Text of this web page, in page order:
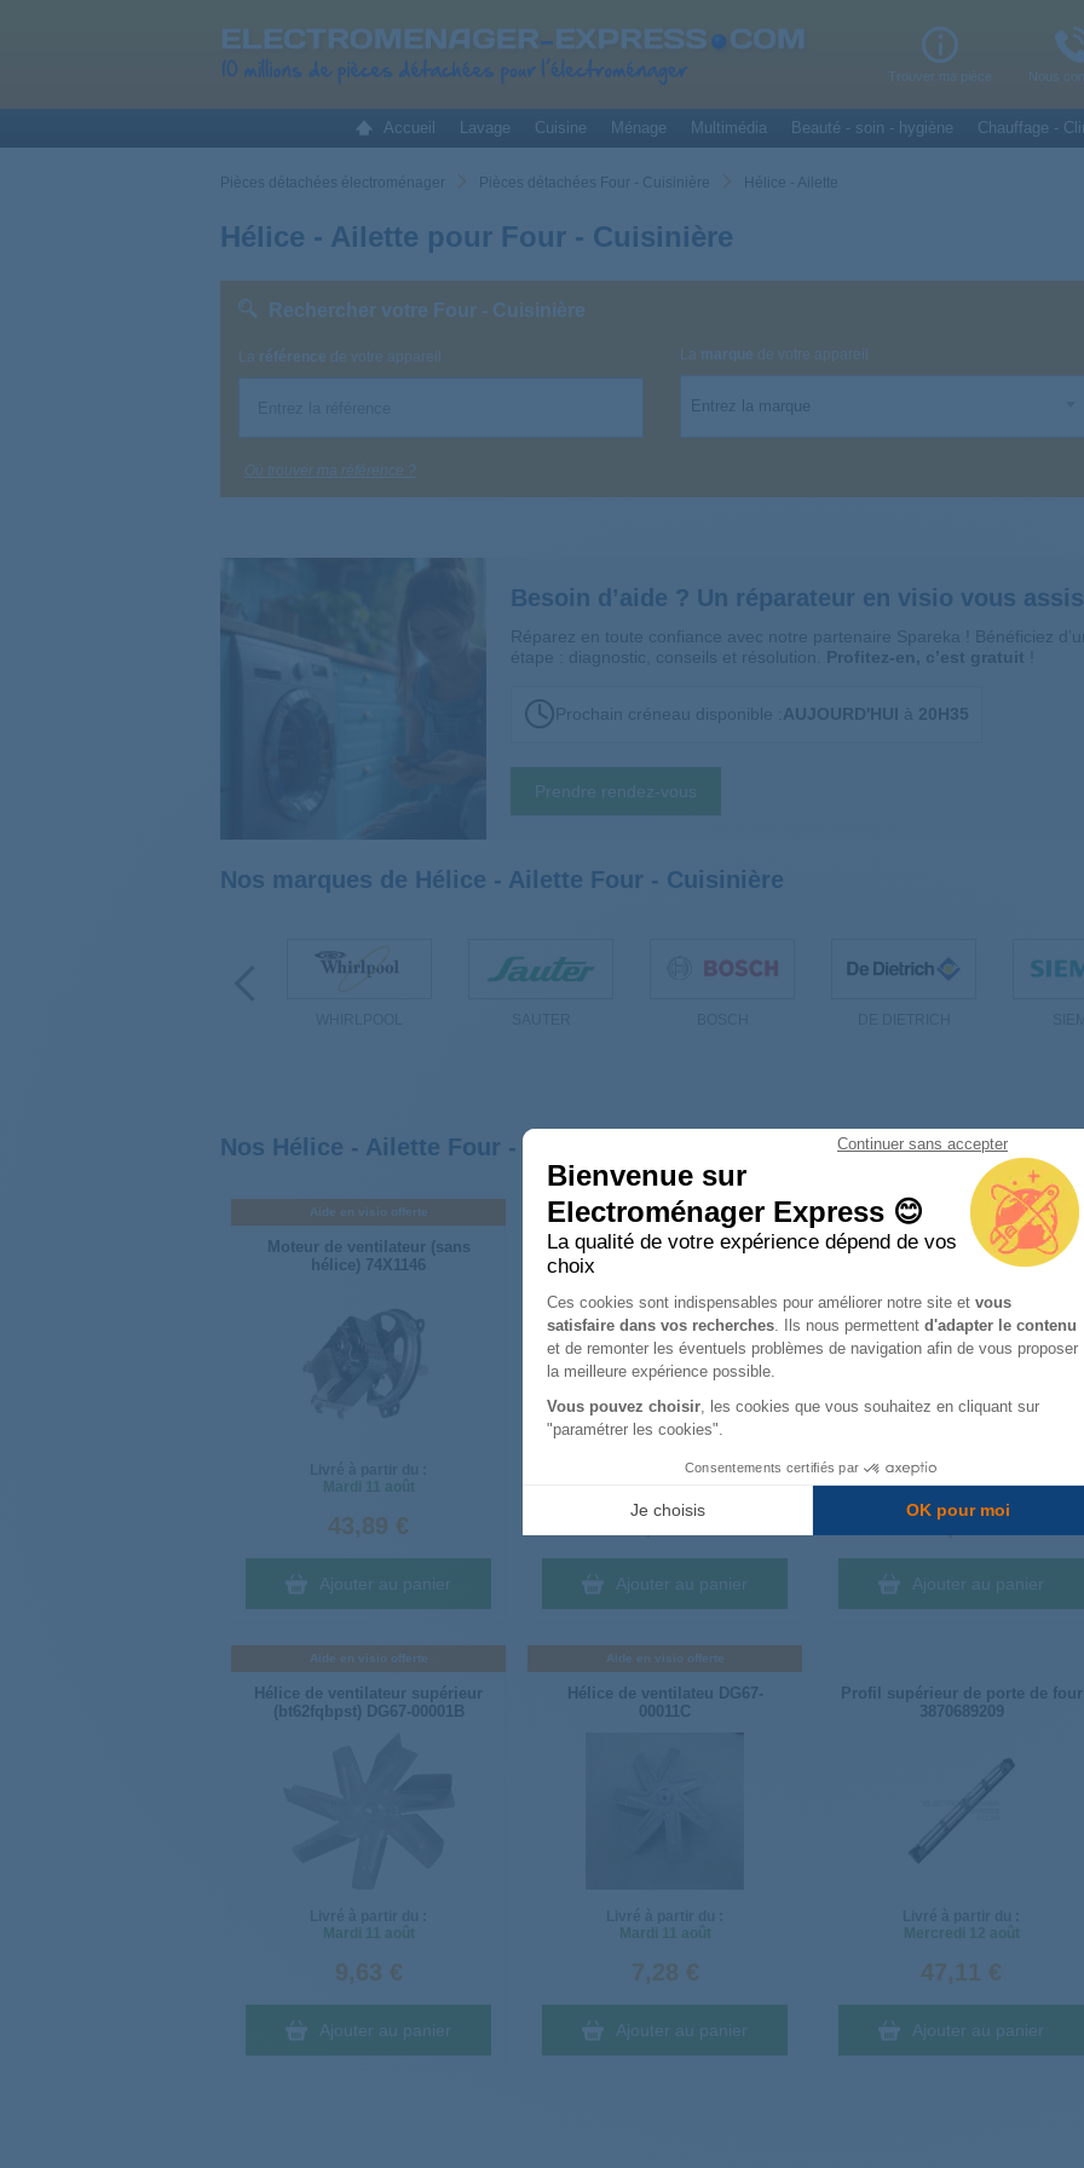
Continuer sans accepter
Bienvenue sur
Electroménager Express 😊
La qualité de votre expérience dépend de vos
choix
Plateforme de Gestion du
Ces cookies sont indispensables pour améliorer notre site et vous
satisfaire dans vos recherches . Ils nous permettent d'adapter le contenu
et de remonter les éventuels problèmes de navigation afin de vous proposer
la meilleure expérience possible.
Vous pouvez choisir , les cookies que vous souhaitez en cliquant sur
"paramétrer les cookies".
Consentements certifiés par
Je choisis OK pour moi
Axeptio consent
Trouver ma pièce Nous
Accueil Lavage Cuisine Ménage Multimédia Beauté - soin - hygiène Chauffage -
Pièces détachées électroménager Pièces détachées Four - Cuisinière Hélice - Ailette
Hélice - Ailette pour Four - Cuisinière
Rechercher votre Four - Cuisinière
La référence de votre appareil La marque de votre appareil
Entrez la marque
Où trouver ma référence ?
Besoin d’aide ? Un réparateur en visio vous
Réparez en toute confiance avec notre partenaire Spareka ! Bénéficiez
étape : diagnostic, conseils et résolution. Profitez-en, c’est gratuit
Prochain créneau disponible : AUJOURD'HUI à 20H35
Prendre rendez-vous
Nos marques de Hélice - Ailette Four - Cuisinière
Nos Hélice - Ailette Four - Cuisinière les plus remplacées
Aide en visio offerte
Moteur de ventilateur (sans
hélice) 74X1146
Mardi
11 août
43,89 €
Ajouter au panier
Aide en visio offerte
Hélice de ventilateur DG67-
Livré à partir du :
Ajouter au panier
Aide en visio offerte
Ailette 00650472
Livré à partir du :
Mercredi12 août
18,73 €
Ajouter au panier
Aide en visio offerte
Hélice de ventilateur supérieur
(bt62fqbpst) DG67-00001B
Mardi
11 août
9,63 €
Ajouter au panier
Aide en visio offerte
Hélice de ventilateu DG67-
00011C
Mardi
11 août
7,28 €
Ajouter au panier
Profil supérieur de porte de four
3870689209
Mercredi
12 août
47,11 €
Ajouter au panier